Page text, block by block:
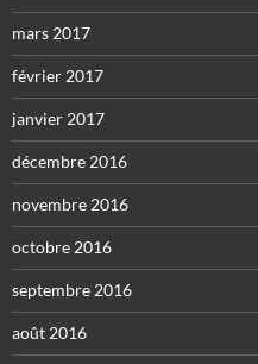
mars 2017
février 2017
janvier 2017
décembre 2016
novembre 2016
octobre 2016
septembre 2016
août 2016